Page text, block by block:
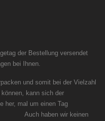
der Bestellung versendet
bei Ihnen.
und somit bei der Vielzahl
kann sich der
her, mal um einen Tag
wir keinen